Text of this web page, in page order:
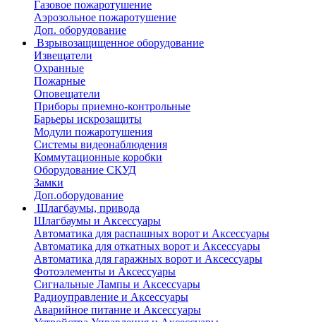
Газовое пожаротушение
Аэрозольное пожаротушение
Доп. оборудование
Взрывозащищенное оборудование
Извещатели
Охранные
Пожарные
Оповещатели
Приборы приемно-контрольные
Барьеры искрозащиты
Модули пожаротушения
Системы видеонаблюдения
Коммутационные коробки
Оборудование СКУД
Замки
Доп.оборудование
Шлагбаумы, привода
Шлагбаумы и Аксессуары
Автоматика для распашных ворот и Аксессуары
Автоматика для откатных ворот и Аксессуары
Автоматика для гаражных ворот и Аксессуары
Фотоэлементы и Аксессуары
Сигнальные Лампы и Аксессуары
Радиоуправление и Аксессуары
Аварийное питание и Аксессуары